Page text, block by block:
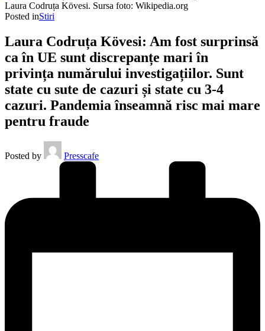
Laura Codruța Kövesi. Sursa foto: Wikipedia.org
Posted inStiri
Laura Codruța Kövesi: Am fost surprinsă
ca în UE sunt discrepanțe mari în
privința numărului investigațiilor. Sunt
state cu sute de cazuri și state cu 3-4
cazuri. Pandemia înseamnă risc mai mare
pentru fraude
Posted by Presscafe